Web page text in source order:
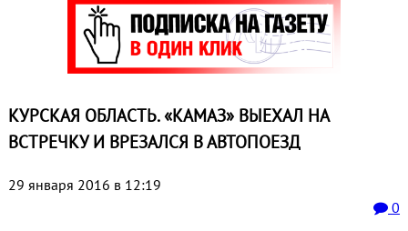
КУРСКАЯ ОБЛАСТЬ. «КАМАЗ» ВЫЕХАЛ НА
ВСТРЕЧКУ И ВРЕЗАЛСЯ В АВТОПОЕЗД
29 января 2016 в 12:19
0